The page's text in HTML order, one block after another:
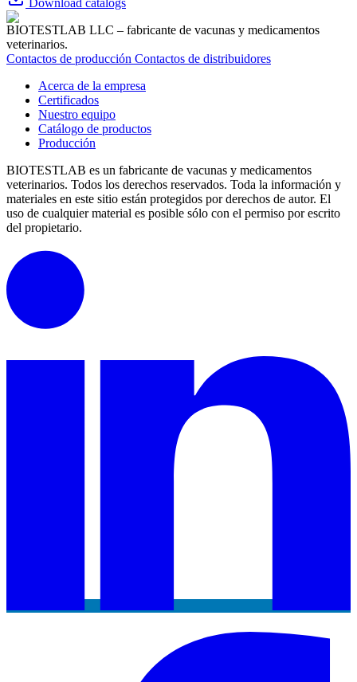
Download catalogs
BIOTESTLAB LLC – fabricante de vacunas y medicamentos
veterinarios.
Contactos de producción Contactos de distribuidores
Acerca de la empresa
Certificados
Nuestro equipo
Catálogo de productos
Producción
BIOTESTLAB es un fabricante de vacunas y medicamentos
veterinarios. Todos los derechos reservados. Toda la información y
materiales en este sitio están protegidos por derechos de autor. El
uso de cualquier material es posible sólo con el permiso por escrito
del propietario.